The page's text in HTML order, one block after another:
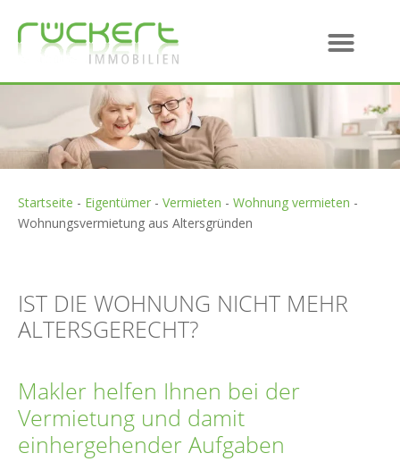
Startseite - Eigentümer - Vermieten - Wohnung vermieten -
Wohnungsvermietung aus Altersgründen
IST DIE WOHNUNG NICHT MEHR
ALTERSGERECHT?
Makler helfen Ihnen bei der
Vermietung und damit
einhergehender Aufgaben